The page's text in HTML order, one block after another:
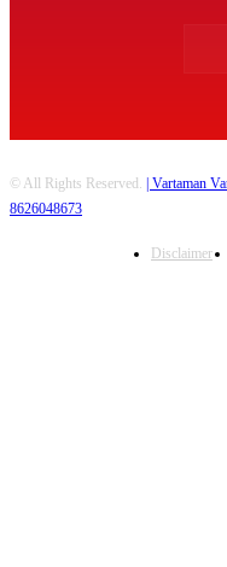
© All Rights Reserved. | Vartaman
8626048673
Disclaimer